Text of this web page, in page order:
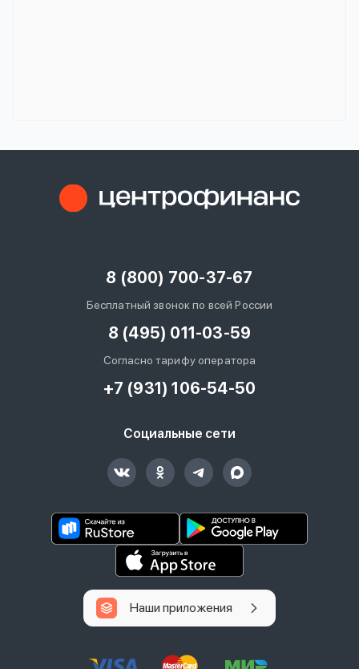
8 (800) 700-37-67
Бесплатный звонок по всей России
8 (495) 011-03-59
Согласно тарифу оператора
+7 (931) 106-54-50
Социальные сети
Наши приложения